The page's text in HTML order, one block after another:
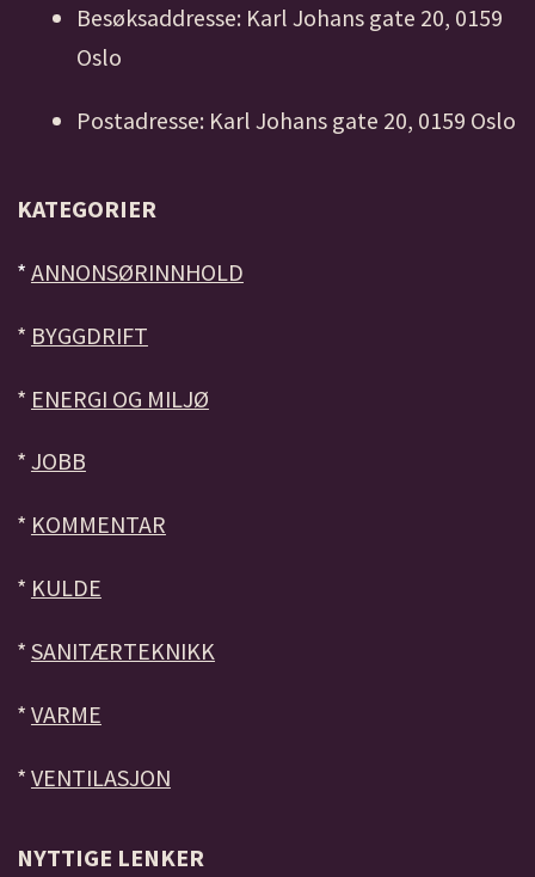
Besøksaddresse: Karl Johans gate 20, 0159
Oslo
Postadresse: Karl Johans gate 20, 0159 Oslo
KATEGORIER
* ANNONSØRINNHOLD
* BYGGDRIFT
* ENERGI OG MILJØ
* JOBB
* KOMMENTAR
* KULDE
* SANITÆRTEKNIKK
* VARME
* VENTILASJON
NYTTIGE LENKER